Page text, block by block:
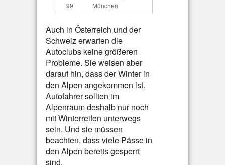
99
München
Auch in Österreich und der
Schweiz erwarten die
Autoclubs keine größeren
Probleme. Sie weisen aber
darauf hin, dass der Winter in
den Alpen angekommen ist.
Autofahrer sollten im
Alpenraum deshalb nur noch
mit Winterreifen unterwegs
sein. Und sie müssen
beachten, dass viele Pässe in
den Alpen bereits gesperrt
sind.